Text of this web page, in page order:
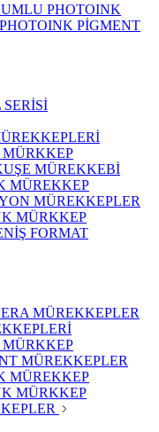
PHOTOINK
PİGMENT
MÜRKKEP
MÜREKKEBİ
MÜREKKEP
MÜREKKEPLER
MÜRKKEP
FORMAT
MÜREKKEPLER
MÜRKKEP
MÜREKKEPLER
MÜREKKEP
MÜRKKEP